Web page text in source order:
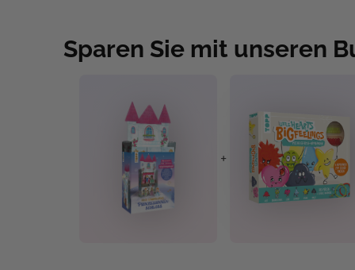
Sparen Sie mit unseren
+